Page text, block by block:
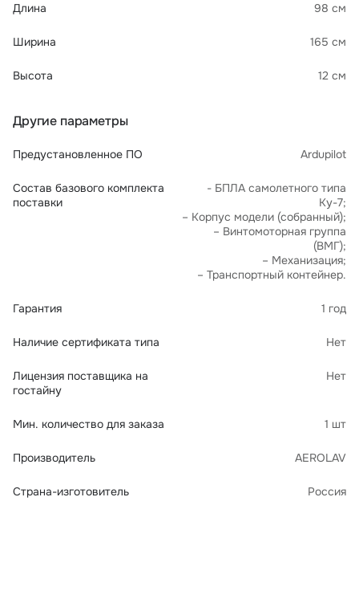
Длина 98 см
Ширина 165 см
Высота 12 см
Другие параметры
Предустановленное ПО Ardupilot
Состав базового комплекта
поставки
- БПЛА самолетного типа
Ку-7;
– Корпус модели (собранный);
– Винтомоторная группа
(ВМГ);
– Механизация;
– Транспортный контейнер.
Гарантия 1 год
Наличие сертификата типа Нет
Лицензия поставщика на
гостайну
Нет
Мин. количество для заказа 1 шт
Производитель AEROLAV
Страна-изготовитель Россия